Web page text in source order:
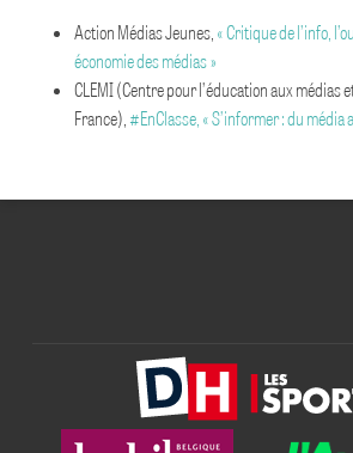
Action Médias Jeunes, « Critique de l’info,
économie des médias »
CLEMI (Centre pour l’éducation aux médias
France), #EnClasse, « S’informer : du média